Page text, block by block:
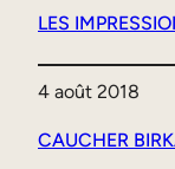
LES
4 août 2018
CAUCHER